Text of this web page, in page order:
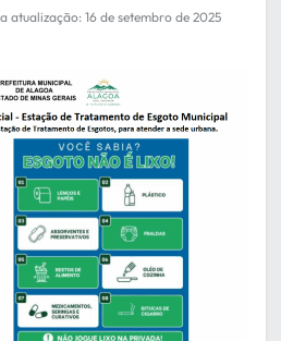
atualização: 16 de setembro de 2025